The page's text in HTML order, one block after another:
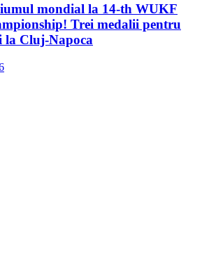
mondial la 14-th WUKF
Trei medalii pentru
la Cluj-Napoca